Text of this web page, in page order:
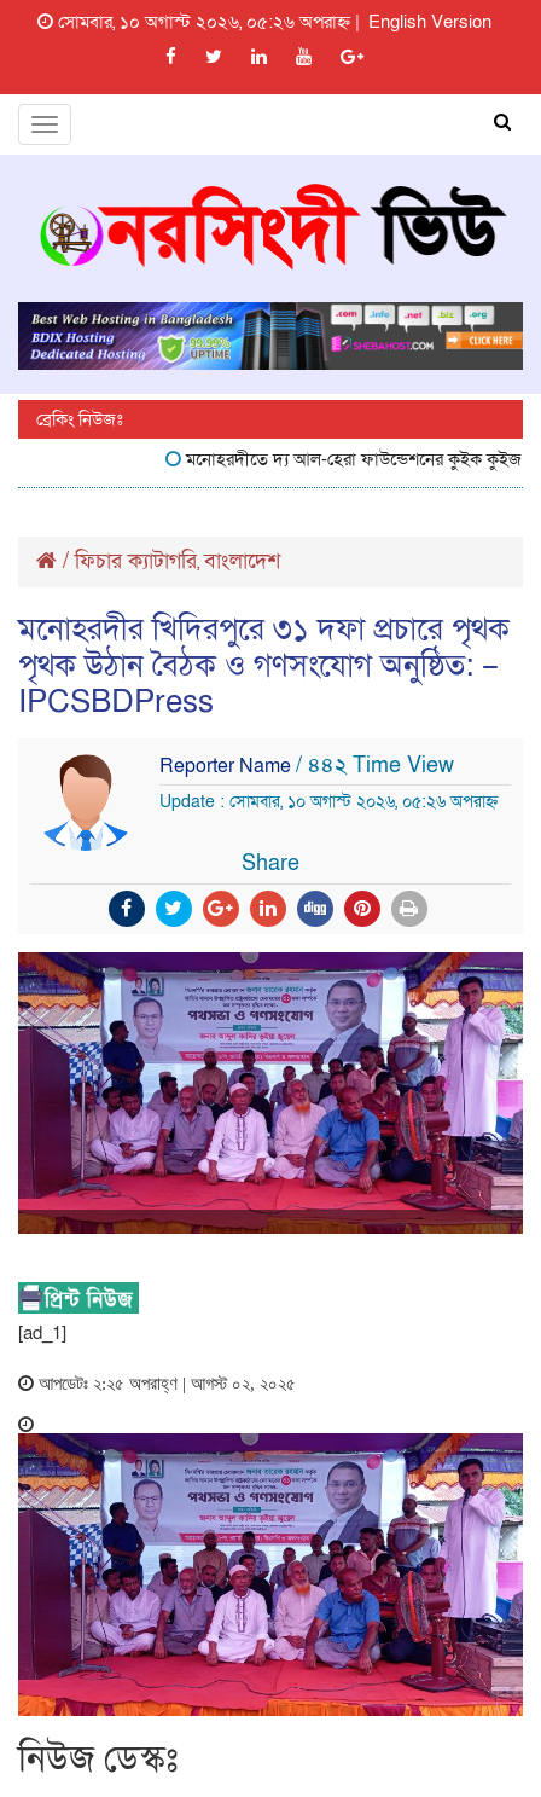
সোমবার, ১০ অগাস্ট ২০২৬, ০৫:২৬ অপরাহ্ন | English Version
Toggle
ব্রেকিং নিউজঃ
মনোহরদীতে দ্য আল-হেরা ফাউন্ডেশনের কুইক কুইজ
/ফিচার ক্যাটাগরি,বাংলাদেশ
মনোহরদীর খিদিরপুরে ৩১ দফা প্রচারে পৃথক
পৃথক উঠান বৈঠক ও গণসংযোগ অনুষ্ঠিত: –
IPCSBDPress
Reporter Name/ ৪৪২ Time View
Update : সোমবার, ১০ অগাস্ট ২০২৬, ০৫:২৬ অপরাহ্ন
Share
[ad_1]
আপডেটঃ ২:২৫ অপরাহ্ণ | আগস্ট ০২, ২০২৫
নিউজ ডেস্কঃ